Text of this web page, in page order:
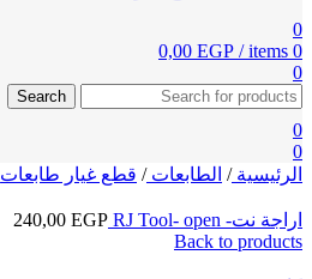
0
0
items
/
0,00 EGP
0
Search
0
0
الرئيسية/ الطابعات/ قطع غيار طابعات
اراجة نت- RJ Tool- open 240,00 EGP
Back to products